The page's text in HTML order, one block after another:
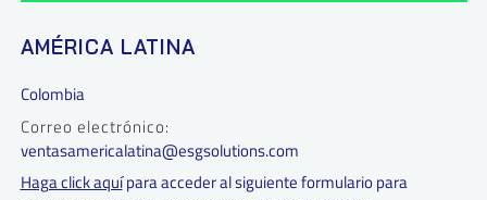
AMÉRICA LATINA
Colombia
Correo electrónico:
ventasamericalatina@esgsolutions.com
Haga click aquípara acceder al siguiente formulario para